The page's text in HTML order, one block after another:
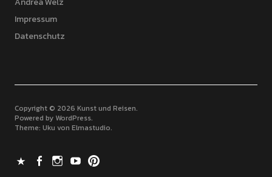
Impressum
Datenschutz
Copyright © 2026 Kunst und Reisen
Powered by WordPress
Theme: Uku von Elmastudio